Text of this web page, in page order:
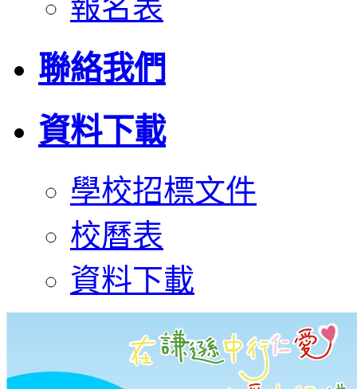
報名表
聯絡我們
資料下載
學校招標文件
校曆表
資料下載